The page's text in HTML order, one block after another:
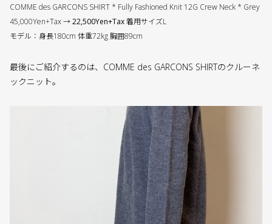
COMME des GARCONS SHIRT * Fully Fashioned Knit 12G Crew Neck * Grey
45,000Yen+Tax →22,500Yen+Tax着用サイズL
モデル：身長180cm 体重72kg 胸囲89cm
最後にご紹介するのは、COMME des GARCONS SHIRTのクルーネ
ックニット。